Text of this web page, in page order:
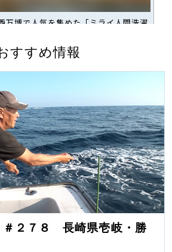
すすめ情報
＃２７８ 長崎県壱岐・勝